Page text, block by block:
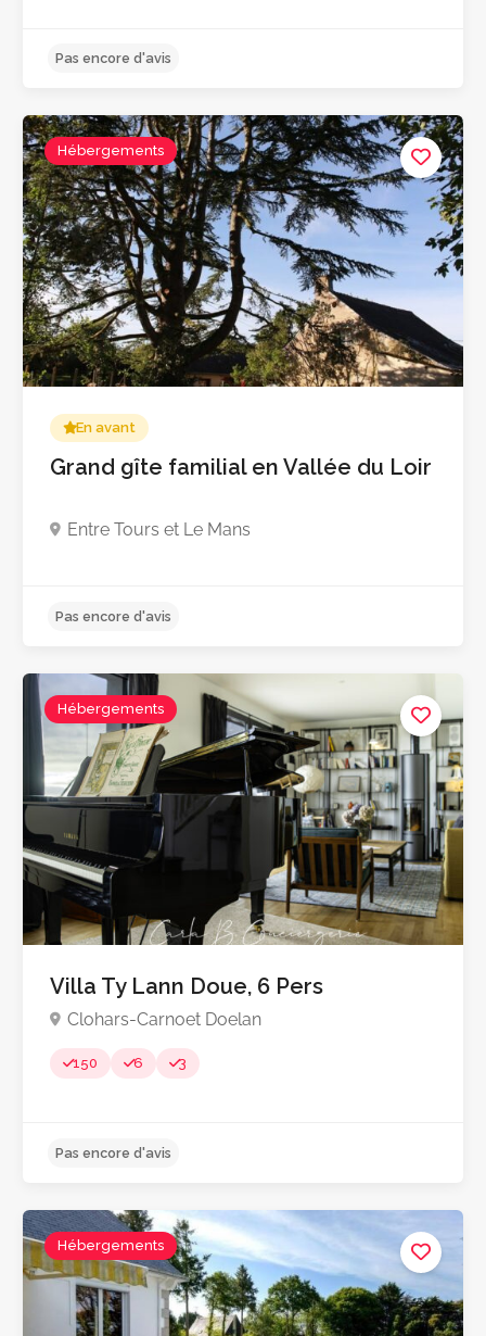
Hébergements
En avant
Grand gîte familial en Vallée du Loir
Entre Tours et Le Mans
Pas encore d'avis
Hébergements
Villa Ty Lann Doue, 6 Pers
Clohars-Carnoet Doelan
150 6 3
Hébergements